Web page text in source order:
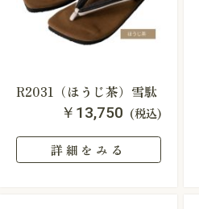
R2031（ほうじ茶）雪駄
￥13,750 (税込)
詳細をみる